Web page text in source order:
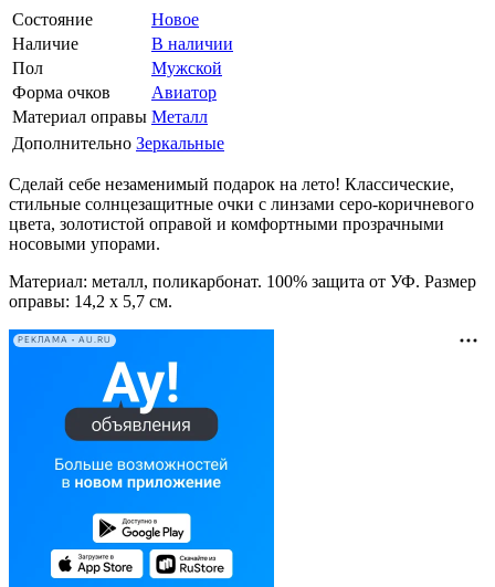
Состояние
Новое
Наличие
В наличии
Пол
Мужской
Форма очков
Авиатор
Материал оправы Металл
Дополнительно Зеркальные
Сделай себе незаменимый подарок на лето! Классические,
стильные солнцезащитные очки с линзами серо-коричневого
цвета, золотистой оправой и комфортными прозрачными
носовыми упорами.
Материал: металл, поликарбонат. 100% защита от УФ. Размер
оправы: 14,2 x 5,7 см.
РЕКЛАМА • AU.RU